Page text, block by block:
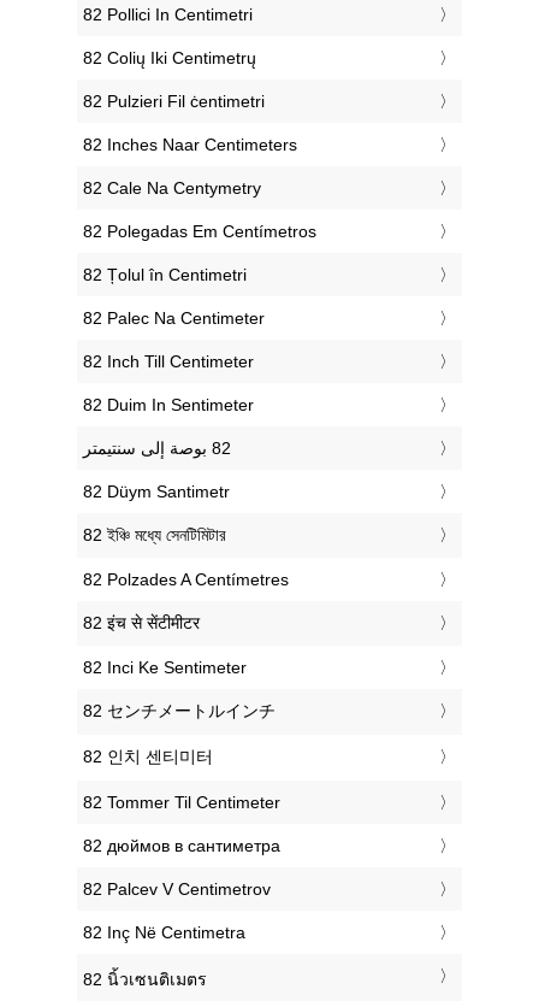
‎82 Pollici In Centimetri
‎82 Colių Iki Centimetrų
‎82 Pulzieri Fil ċentimetri
‎82 Inches Naar Centimeters
‎82 Cale Na Centymetry
‎82 Polegadas Em Centímetros
‎82 Țolul în Centimetri
‎82 Palec Na Centimeter
‎82 Inch Till Centimeter
‎82 Duim In Sentimeter
‎82 Düym Santimetr
‎82 ইঞ্চি মধ্যে সেনটিমিটার
‎82 Polzades A Centímetres
‎82 इंच से सेंटीमीटर
‎82 Inci Ke Sentimeter
‎82 センチメートルインチ
‎82 인치 센티미터
‎82 Tommer Til Centimeter
‎82 дюймов в сантиметра
‎82 Palcev V Centimetrov
‎82 Inç Në Centimetra
‎82 นิ้วเซนติเมตร